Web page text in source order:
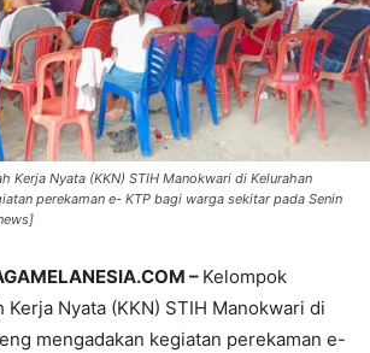
Kerja Nyata (KKN) STIH Manokwari di Kelurahan
perekaman e- KTP bagi warga sekitar pada Senin
– Kelompok
Kerja Nyata (KKN) STIH Manokwari di
mengadakan kegiatan perekaman e-